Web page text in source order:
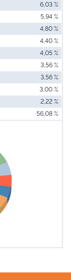
6,03 %
5,94 %
4,80 %
4,40 %
4,05 %
3,56 %
3,56 %
3,00 %
2,22 %
56,08 %